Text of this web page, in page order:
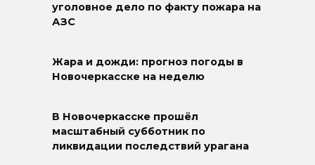
уголовное дело по факту пожара на
АЗС
Жара и дожди: прогноз погоды в
Новочеркасске на неделю
В Новочеркасске прошёл
масштабный субботник по
ликвидации последствий урагана